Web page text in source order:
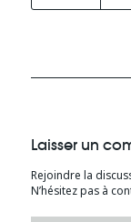
Laisser un
Rejoindre la
N’hésitez pas à